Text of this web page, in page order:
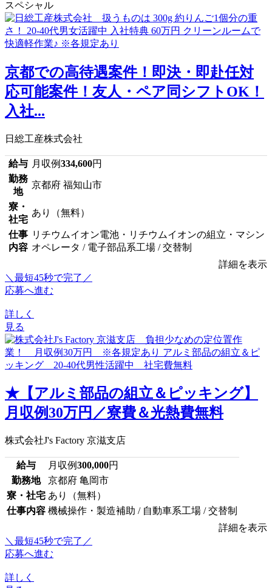
スペシャル
京都での高待遇案件！即決・即赴任対
応可能案件！友人・ペア同シフトOK！
入社...
日総工産株式会社
給与 月収例334,600円
勤務
地
京都府 福知山市
寮・
社宅
あり（無料）
仕事
内容
リチウムイオン電池・リチウムイオンの組立・マシン
オペレータ / 電子部品系工場 / 交替制
詳細を表示
＼最短45秒で完了／
応募へ進む
詳しく
見る
★【アルミ部品の組立＆ピッキング】
月収例30万円／寮費＆光熱費無料
株式会社J's Factory 京滋支店
給与 月収例300,000円
勤務地
京都府 亀岡市
寮・社宅 あり（無料）
仕事内容 機械操作・製造補助 / 自動車系工場 / 交替制
詳細を表示
＼最短45秒で完了／
応募へ進む
詳しく